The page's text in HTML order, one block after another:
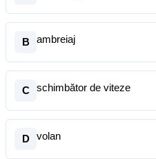
B ambreiaj
C schimbător de viteze
D volan